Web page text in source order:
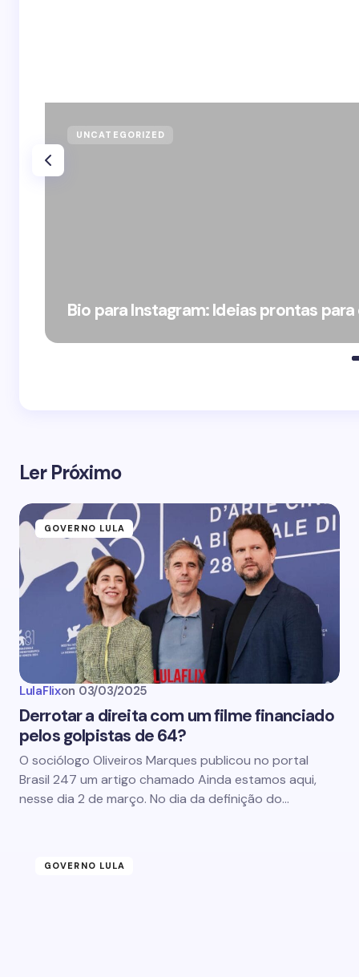
UNCATEGORIZED
Bio para Instagram: Ideias prontas
Ler Próximo
GOVERNO LULA
LulaFlixon 03/03/2025
Derrotar a direita com um filme financiado
pelos golpistas de 64?
O sociólogo Oliveiros Marques publicou no portal
Brasil 247 um artigo chamado Ainda estamos aqui,
nesse dia 2 de março. No dia da definição do…
GOVERNO LULA